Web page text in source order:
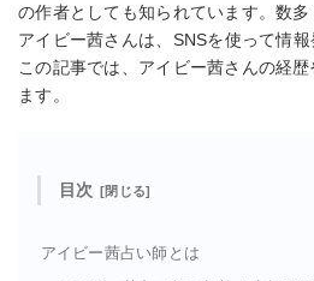
の作者としても知られています。数
アイビー茜さんは、SNSを使って情報
この記事では、アイビー茜さんの経
ます。
目次
アイビー茜占い師とは